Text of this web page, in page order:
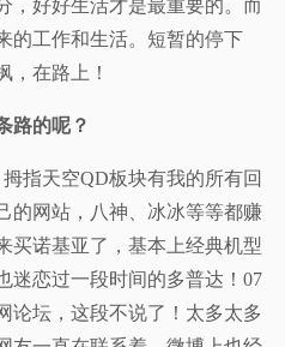
，好好生活才是最重要的。而
的工作和生活。短暂的停下
，在路上！
路的呢？
指天空QD板块有我的所有回
的网站，八神、冰冰等等都赚
诺基亚了，基本上经典机型
迷恋过一段时间的多普达！07
论坛，这段不说了！太多太多